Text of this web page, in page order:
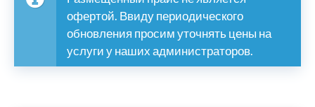
офертой. Ввиду периодического
обновления просим уточнять цены на
услуги у наших администраторов.